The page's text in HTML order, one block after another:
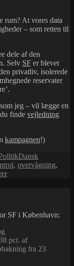
rum? At vores data
– som retten til
dele af den
Selv SF er blevet
privatliv, isolerede
reservater
jeg – vil lægge en
finde vejledning
kampagnen!)
Tags
Dansk
, overvågning,
til
SF i København:
pct. af
fra 23